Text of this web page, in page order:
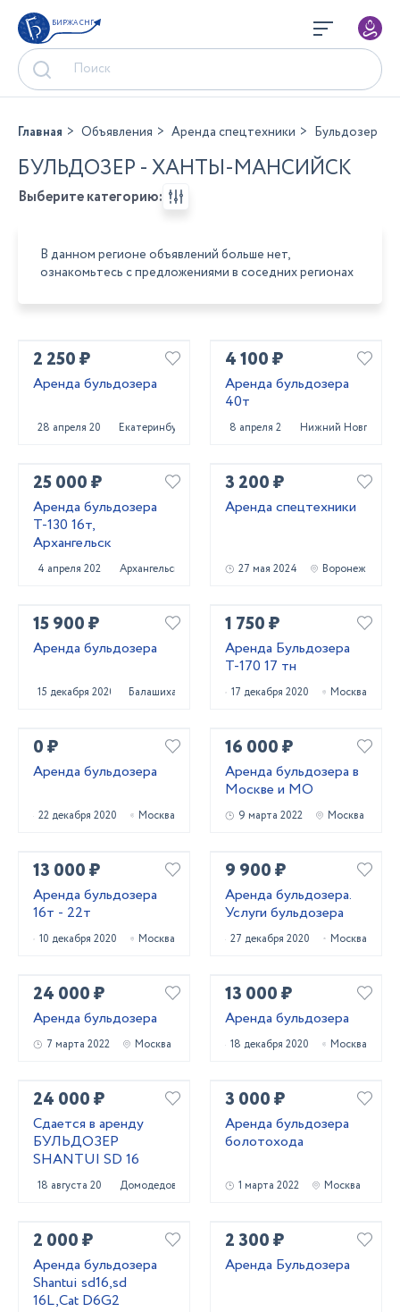
БИРЖА СНГ
Главная Объявления Аренда спецтехники Бульдозер
БУЛЬДОЗЕР - ХАНТЫ-МАНСИЙСК
Выберите категорию:
В данном регионе объявлений больше нет,
ознакомьтесь с предложениями в соседних регионах
2 250 ₽
Аренда бульдозера
28 апреля 2025 Екатеринбург
4 100 ₽
Аренда бульдозера
40т
8 апреля 2025 Нижний Новгород
25 000 ₽
Аренда бульдозера
Т-130 16т,
Архангельск
4 апреля 2025 Архангельск
3 200 ₽
Аренда спецтехники
27 мая 2024 Воронеж
15 900 ₽
Аренда бульдозера
15 декабря 2020 Балашиха
1 750 ₽
Аренда Бульдозера
Т-170 17 тн
17 декабря 2020 Москва
0 ₽
Аренда бульдозера
22 декабря 2020 Москва
16 000 ₽
Аренда бульдозера в
Москве и МО
9 марта 2022 Москва
13 000 ₽
Аренда бульдозера
16т - 22т
10 декабря 2020 Москва
9 900 ₽
Аренда бульдозера.
Услуги бульдозера
27 декабря 2020 Москва
24 000 ₽
Аренда бульдозера
7 марта 2022 Москва
13 000 ₽
Аренда бульдозера
18 декабря 2020 Москва
24 000 ₽
Сдается в аренду
БУЛЬДОЗЕР
SHANTUI SD 16
18 августа 2021 Домодедово
3 000 ₽
Аренда бульдозера
болотохода
1 марта 2022 Москва
2 000 ₽
Аренда бульдозера
Shantui sd16,sd
16L,Cat D6G2
2 300 ₽
Аренда Бульдозера